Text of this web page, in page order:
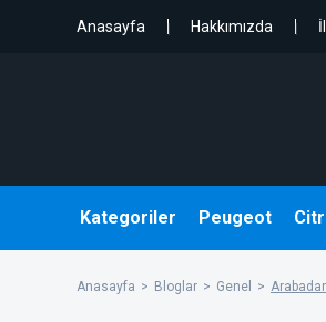
Anasayfa Hakkımızda
Kategoriler Peugeot
Anasayfa Bloglar Genel